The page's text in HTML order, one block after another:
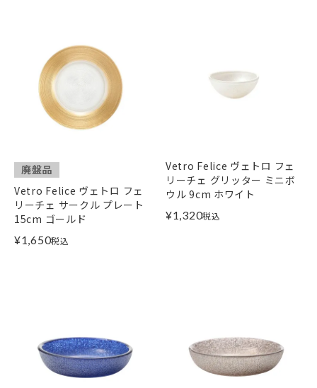
廃盤品
Vetro Felice ヴェトロ フェ
リーチェ サークル プレート
15cm ゴールド
¥1,650税込
Vetro Felice ヴェトロ フェ
リーチェ グリッター ミニボ
ウル 9cm ホワイト
¥1,320税込